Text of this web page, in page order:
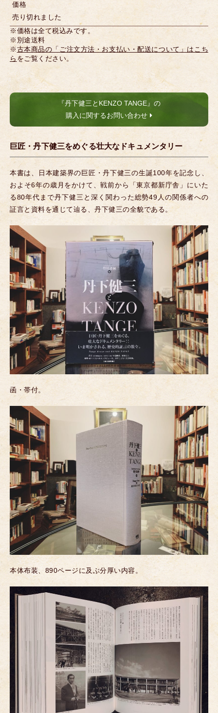
価格
売り切れました
※価格は全て税込みです。
※別途送料
※古本商品の「ご注文方法・お支払い・配送について」はこち
ら をご覧ください。
『丹下健三とKENZO TANGE』の
購入に関するお問い合わせ
巨匠・丹下健三をめぐる壮大なドキュメンタリー
本書は、日本建築界の巨匠・丹下健三の生誕100年を記念し、
およそ6年の歳月をかけて、戦前から「東京都新庁舎」にいた
る80年代まで丹下健三と深く関わった総勢49人の関係者への
証言と資料を通じて辿る、丹下健三の全貌である。
函・帯付。
本体布装、890ページに及ぶ分厚い内容。